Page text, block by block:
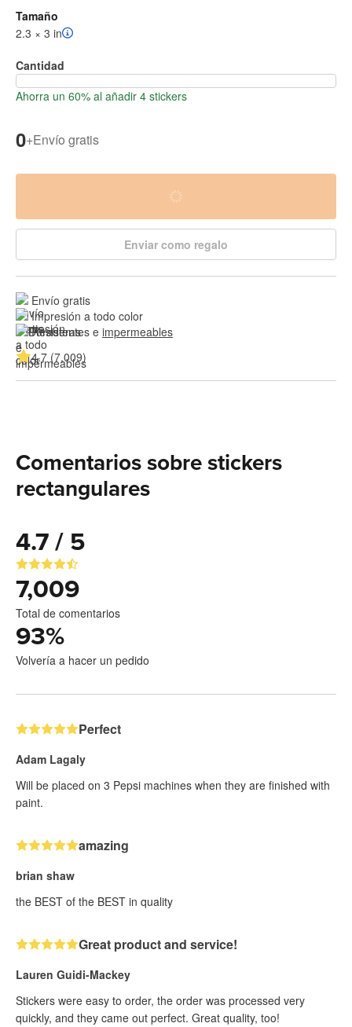
Tamaño
2.3 × 3 in
Cantidad
Ahorra un 60% al añadir 4 stickers
0+Envío gratis
Enviar como regalo
Envío gratis
Impresión a todo color
Resistentes e impermeables
4.7 (7,009)
Comentarios sobre stickers
rectangulares
4.7 / 5
7,009
Total de comentarios
93%
Volvería a hacer un pedido
Perfect
Adam Lagaly
Will be placed on 3 Pepsi machines when they are finished with
paint.
amazing
brian shaw
the BEST of the BEST in quality
Great product and service!
Lauren Guidi-Mackey
Stickers were easy to order, the order was processed very
quickly, and they came out perfect. Great quality, too!